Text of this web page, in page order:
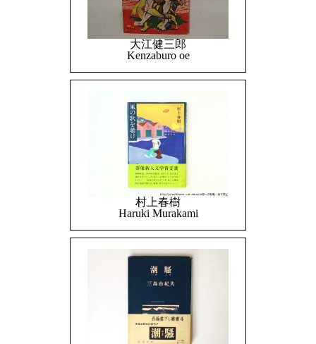
大江健三郎
Kenzaburo oe
村上春樹
Haruki Murakami